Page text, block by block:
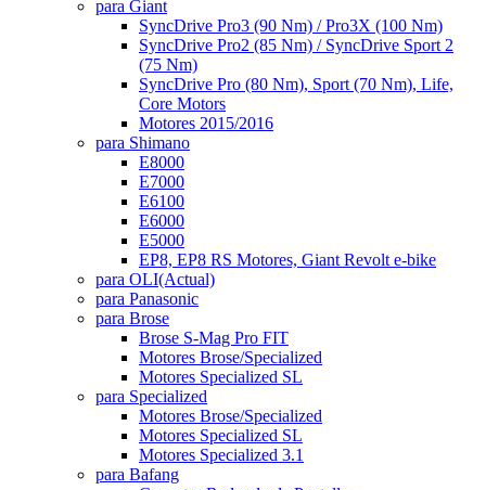
para Giant
SyncDrive Pro3 (90 Nm) / Pro3X (100 Nm)
SyncDrive Pro2 (85 Nm) / SyncDrive Sport 2
(75 Nm)
SyncDrive Pro (80 Nm), Sport (70 Nm), Life,
Core Motors
Motores 2015/2016
para Shimano
E8000
E7000
E6100
E6000
E5000
EP8, EP8 RS Motores, Giant Revolt e-bike
para OLI(Actual)
para Panasonic
para Brose
Brose S-Mag Pro FIT
Motores Brose/Specialized
Motores Specialized SL
para Specialized
Motores Brose/Specialized
Motores Specialized SL
Motores Specialized 3.1
para Bafang